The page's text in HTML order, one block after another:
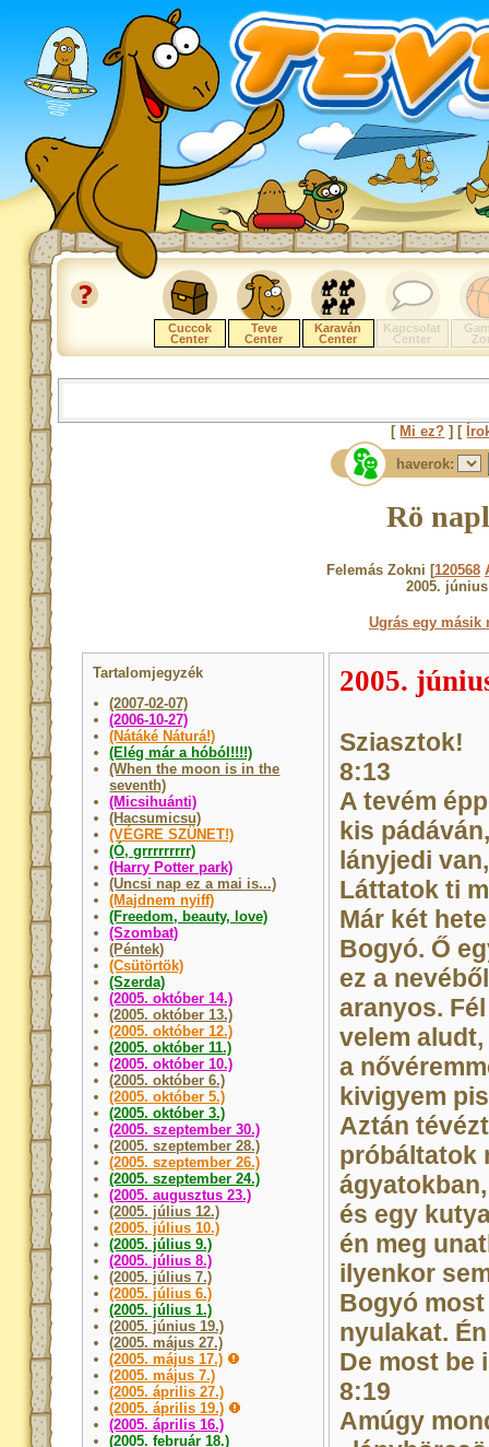
Cuccok
Center
Teve
Center
Karaván
Center
Kapcsolat
Center
[ Mi ez? ] [
haverok:
Rö
Felemás Zokni [120568
2005.
Ugrás egy másik
Tartalomjegyzék
(2007-02-07)
(2006-10-27)
(Nátáké Náturá!)
(Elég már a hóból!!!!)
(When the moon is in the
seventh)
(Micsihuánti)
(Hacsumicsu)
(VÉGRE SZÜNET!)
(Ó, grrrrrrrrr)
(Harry Potter park)
(Uncsi nap ez a mai is...)
(Majdnem nyiff)
(Freedom, beauty, love)
(Szombat)
(Péntek)
(Csütörtök)
(Szerda)
(2005. október 14.)
(2005. október 13.)
(2005. október 12.)
(2005. október 11.)
(2005. október 10.)
(2005. október 6.)
(2005. október 5.)
(2005. október 3.)
(2005. szeptember 30.)
(2005. szeptember 28.)
(2005. szeptember 26.)
(2005. szeptember 24.)
(2005. augusztus 23.)
(2005. július 12.)
(2005. július 10.)
(2005. július 9.)
(2005. július 8.)
(2005. július 7.)
(2005. július 6.)
(2005. július 1.)
(2005. június 19.)
(2005. május 27.)
(2005. május 17.)
(2005. május 7.)
(2005. április 27.)
(2005. április 19.)
(2005. április 16.)
(2005. február 18.)
2005.
Sziasztok!
8:13
A tevém
kis
lányjedi
Láttatok ti
Már két
Bogyó. Ő
ez a
aranyos.
velem
a
kivigyem
Aztán
próbáltatok
és egy
én meg
ilyenkor
Bogyó
nyulakat.
De most be
8:19
Amúgy